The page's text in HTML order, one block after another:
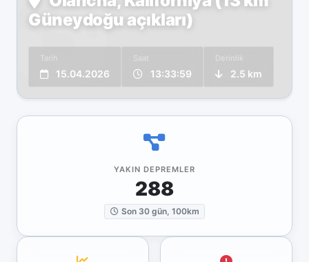
Güneydoğu açıkları)
Tarih
15.04.2026
Saat
13:33:59
Derinlik
2.5 km
YAKIN DEPREMLER
288
Son 30 gün, 100km